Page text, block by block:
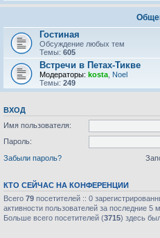
Гостиная
Обсуждение любых тем
Темы: 605
Встречи в Петах-Тикве
Модераторы: kosta Noel
Темы: 249
ВХОД
Имя пользователя:
Пароль:
Забыли пароль?
КТО СЕЙЧАС НА КОНФЕРЕНЦИИ
Всего 79 посетителей :: 0
активности пользователей за последние 5
Больше всего посетителей (3715) здесь